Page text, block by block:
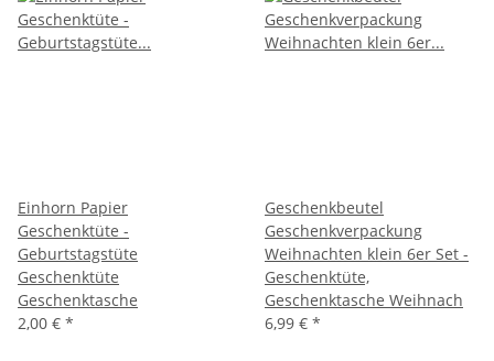
Einhorn Papier
Geschenktüte -
Geburtstagstüte
Geschenktüte
Geschenktasche
2,00 € *
Geschenkbeutel
Geschenkverpackung
Weihnachten klein 6er Set -
Geschenktüte,
Geschenktasche Weihnach
6,99 € *